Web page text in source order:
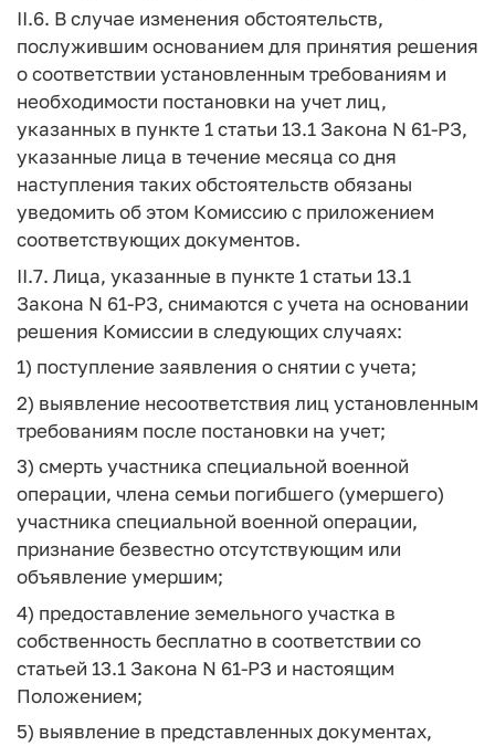
II.6. В случае изменения обстоятельств,
послужившим основанием для принятия решения
о соответствии установленным требованиям и
необходимости постановки на учет лиц,
указанных в пункте 1 статьи 13.1 Закона N 61-РЗ,
указанные лица в течение месяца со дня
наступления таких обстоятельств обязаны
уведомить об этом Комиссию с приложением
соответствующих документов.
II.7. Лица, указанные в пункте 1 статьи 13.1
Закона N 61-РЗ, снимаются с учета на основании
решения Комиссии в следующих случаях:
1) поступление заявления о снятии с учета;
2) выявление несоответствия лиц установленным
требованиям после постановки на учет;
3) смерть участника специальной военной
операции, члена семьи погибшего (умершего)
участника специальной военной операции,
признание безвестно отсутствующим или
объявление умершим;
4) предоставление земельного участка в
собственность бесплатно в соответствии со
статьей 13.1 Закона N 61-РЗ и настоящим
Положением;
5) выявление в представленных документах,